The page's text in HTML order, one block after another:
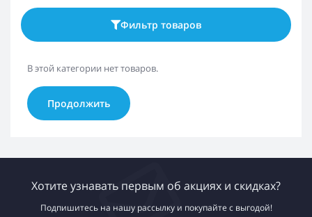
Фильтр товаров
В этой категории нет товаров.
Продолжить
Хотите узнавать первым об акциях и скидках?
Подпишитесь на нашу рассылку и покупайте с выгодой!